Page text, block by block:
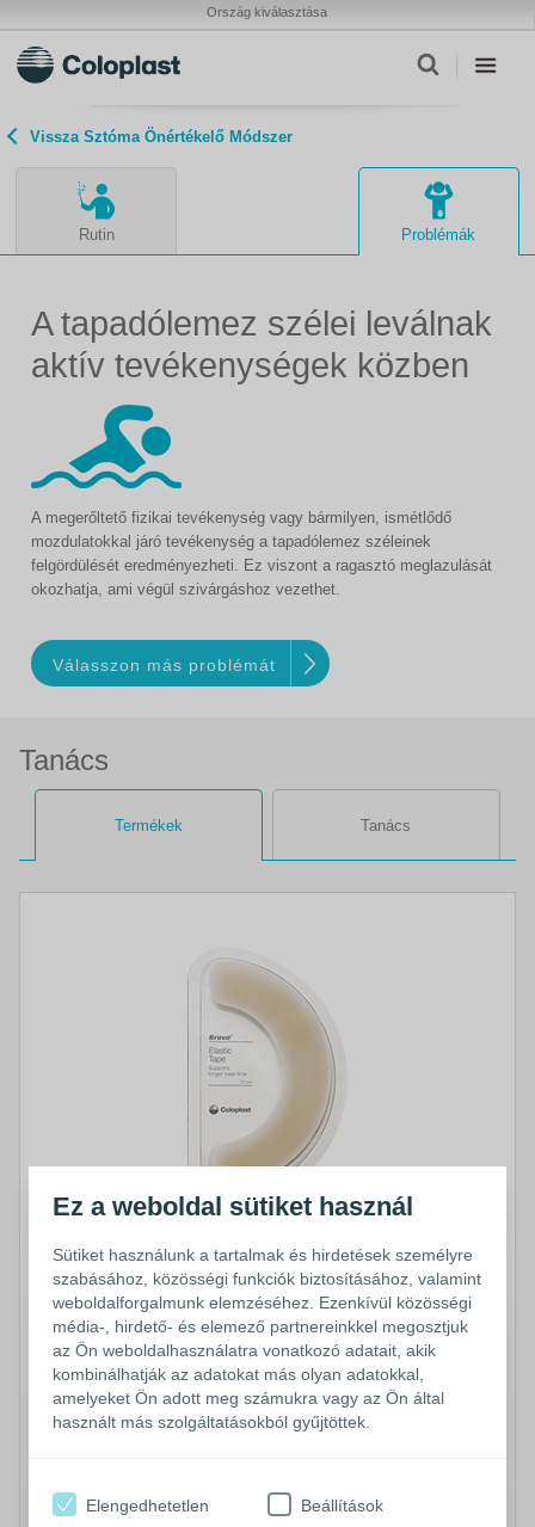
Ez a weboldal sütiket használ
Sütiket használunk a tartalmak és hirdetések személyre
szabásához, közösségi funkciók biztosításához, valamint
weboldalforgalmunk elemzéséhez. Ezenkívül közösségi
média-, hirdető- és elemező partnereinkkel megosztjuk
az Ön weboldalhasználatra vonatkozó adatait, akik
kombinálhatják az adatokat más olyan adatokkal,
amelyeket Ön adott meg számukra vagy az Ön által
használt más szolgáltatásokból gyűjtöttek.
Elengedhetetlen Beállítások
Ország kiválasztása
Vissza Sztóma Önértékelő Módszer
Rutin Problémák
A tapadólemez szélei leválnak
aktív tevékenységek közben
A megerőltető fizikai tevékenység vagy bármilyen, ismétlődő
mozdulatokkal járó tevékenység a tapadólemez széleinek
felgördülését eredményezheti. Ez viszont a ragasztó meglazulását
okozhatja, ami végül szivárgáshoz vezethet.
Válasszon más problémát
Tanács
Termékek Tanács
Brava elasztikus szalag
Rugalmas, ezáltal követi a test formáját
A Brava
elasztikus szalag biztosítja az alaplap helyzetét,
és rugalmasságának köszönhetően követi a testének
formáját és mozgását.